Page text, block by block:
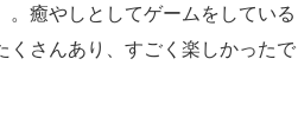
癒やしとしてゲームをしている
くさんあり、すごく楽しかったで